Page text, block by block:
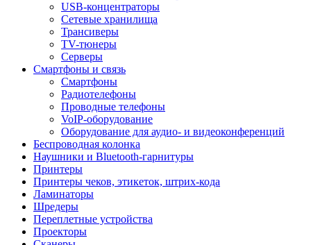
USB-концентраторы
Сетевые хранилища
Трансиверы
TV-тюнеры
Серверы
Смартфоны и связь
Смартфоны
Радиотелефоны
Проводные телефоны
VoIP-оборудование
Оборудование для аудио- и видеоконференций
Беспроводная колонка
Наушники и Bluetooth-гарнитуры
Принтеры
Принтеры чеков, этикеток, штрих-кода
Ламинаторы
Шредеры
Переплетные устройства
Проекторы